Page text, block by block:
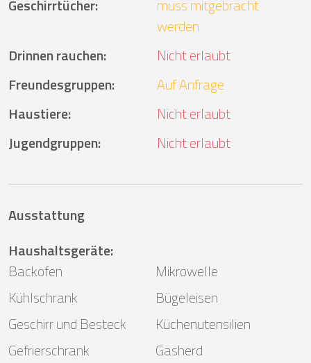
Geschirrtücher:
muss mitgebracht
werden
Drinnen rauchen:
Nicht erlaubt
Freundesgruppen:
Auf Anfrage
Haustiere:
Nicht erlaubt
Jugendgruppen: Nicht erlaubt
Ausstattung
Haushaltsgeräte:
Backofen
Mikrowelle
Kühlschrank
Bügeleisen
Geschirr und Besteck
Küchenutensilien
Gefrierschrank
Gasherd